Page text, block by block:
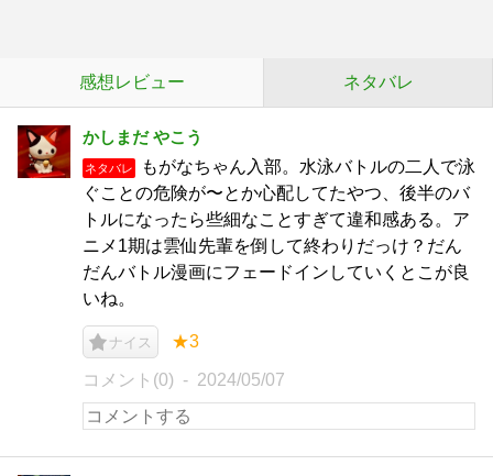
感想レビュー ネタバレ
かしまだ やこう
ネタバレ
もがなちゃん入部。水泳バトルの二人で泳
ぐことの危険が〜とか心配してたやつ、後半のバ
トルになったら些細なことすぎて違和感ある。ア
ニメ1期は雲仙先輩を倒して終わりだっけ？だん
だんバトル漫画にフェードインしていくとこが良
いね。
ナイス ★3
コメント(0) 2024/05/07